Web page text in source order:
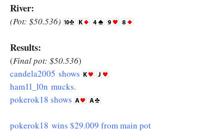
River:
(Pot: $50.536)
Results:
(Final pot: $50.536)
candela2005 shows
ham1l_l0n mucks.
pokerok18 shows
pokerok18 wins $29.009 from main pot